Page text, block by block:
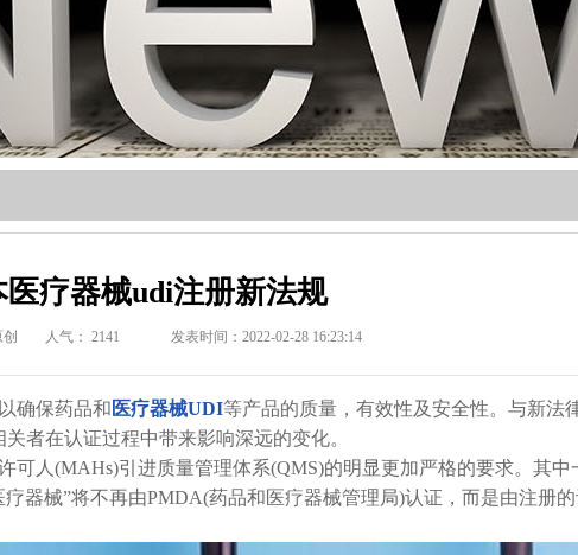
医疗器械udi注册新法规
人气： 2141 发表时间：2022-02-28 16:23:14
确保药品和 医疗器械UDI等产品的质量，有效性及安全性。与新法
者在认证过程中带来影响深远的变化。
可人(MAHs)引进质量管理体系(QMS)的明显更加严格的要求。其中
器械”将不再由PMDA(药品和医疗器械管理局)认证，而是由注册